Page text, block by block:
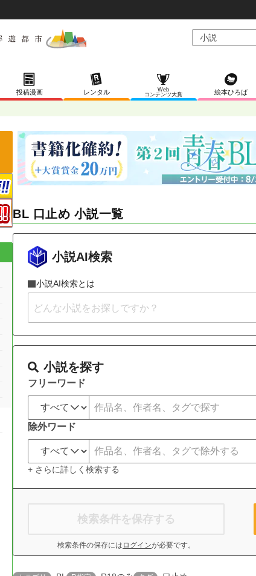
投稿漫画 レンタル
Web
コンテンツ大賞
絵本ひろば
BL 口止め 小説一覧
小説AI検索
小説AI検索とは
小説を探す
フリーワード
除外ワード
+ さらに詳しく検索する
検索条件を保存する
検索条件の保存には ログインが必要です。